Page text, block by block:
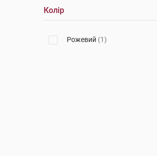
Колір
Рожевий (1)